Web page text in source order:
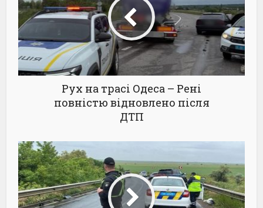
Рух на трасі Одеса – Рені
повністю відновлено після
ДТП